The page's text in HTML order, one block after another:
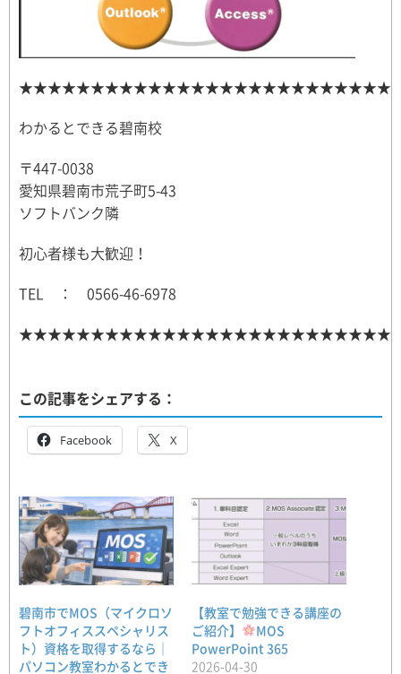
わかるとできる碧南校
〒447-0038
愛知県碧南市荒子町5-43
ソフトバンク隣
初心者様も大歓迎！
TEL ： 0566-46-6978
この記事をシェアする：
Facebook X
碧南市でMOS（マイクロソ
フトオフィススペシャリス
ト）資格を取得するなら｜
パソコン教室わかるとでき
【教室で勉強できる講座の
ご紹介】
MOS
PowerPoint 365
2026-04-30